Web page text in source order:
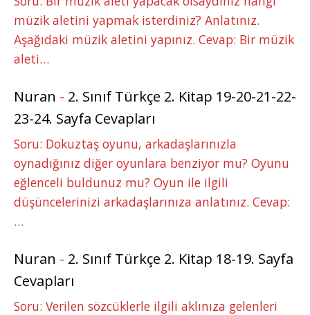
müzik aletini yapmak isterdiniz? Anlatınız.
Aşağıdaki müzik aletini yapınız. Cevap: Bir müzik
aleti…
Nuran - 2. Sınıf Türkçe 2. Kitap 19-20-21-22-
23-24. Sayfa Cevapları
Soru: Dokuztaş oyunu, arkadaşlarınızla
oynadığınız diğer oyunlara benziyor mu? Oyunu
eğlenceli buldunuz mu? Oyun ile ilgili
düşüncelerinizi arkadaşlarınıza anlatınız. Cevap:
…
Nuran - 2. Sınıf Türkçe 2. Kitap 18-19. Sayfa
Cevapları
Soru: Verilen sözcüklerle ilgili aklınıza gelenleri